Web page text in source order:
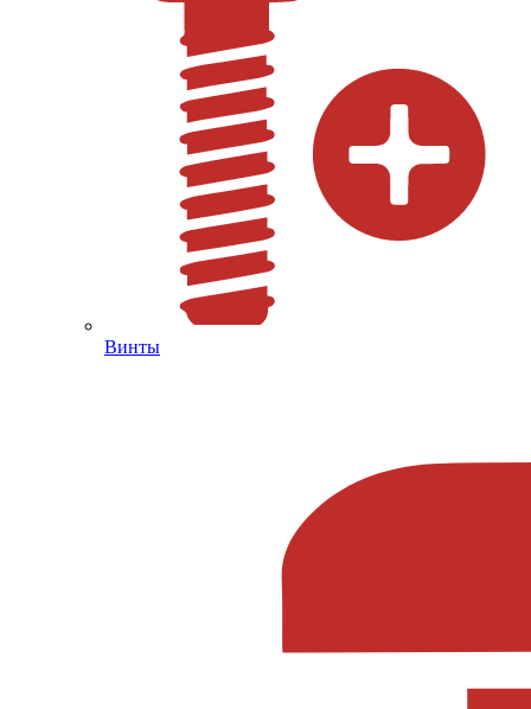
Винты